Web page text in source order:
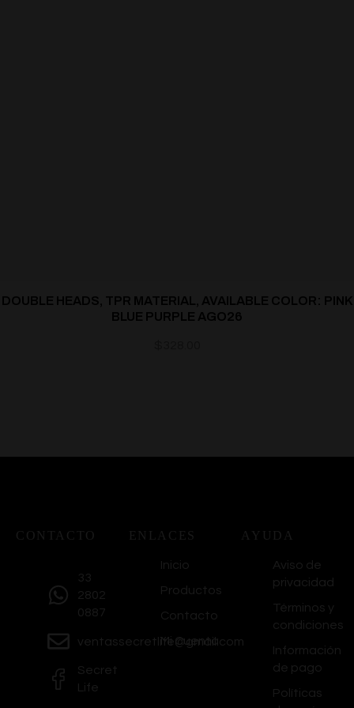
DOUBLE HEADS, TPR MATERIAL, AVAILABLE COLOR: PINK
BLUE PURPLE AGO26
CONTACTO
33
2802
0887
ventassecretlife@gmail.com
Secret
Life
ENLACES
Inicio
Productos
Contacto
Mi Cuenta
AYUDA
Aviso de
privacidad
Términos y
condiciones
Información
de pago
Políticas